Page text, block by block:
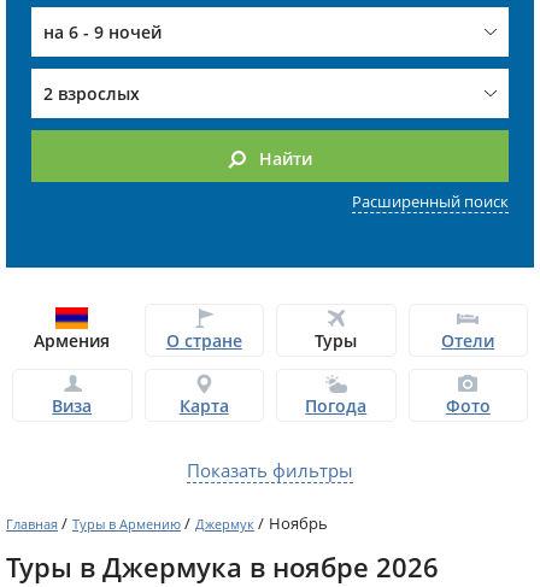
на 6 - 9 ночей
2 взрослых
Найти
Расширенный поиск
Армения О стране Туры Отели
Виза Карта Погода Фото
Показать фильтры
Главная / Туры в Армению / Джермук / Ноябрь
Туры в Джермука в ноябре 2026